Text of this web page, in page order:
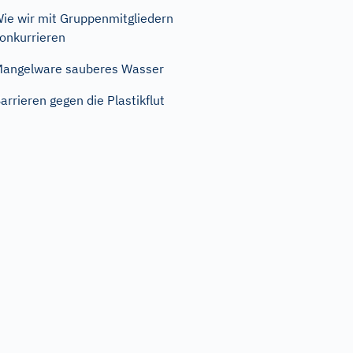
wir mit Gruppenmitgliedern
sauberes Wasser
gegen die Plastikflut